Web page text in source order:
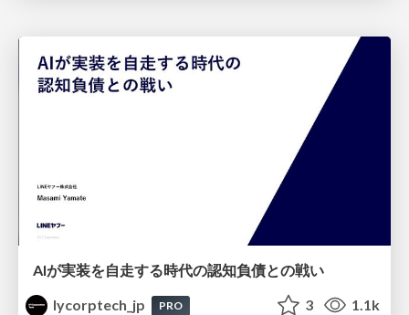
AIが実装を自走する時代の認知負債との戦い
lycorptech_jp
PRO 3 1.1k